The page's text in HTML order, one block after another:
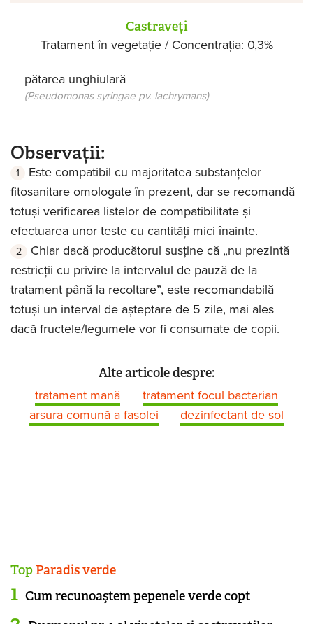
Castraveți
Tratament în vegetație / Concentrația: 0,3%
pătarea unghiulară
(Pseudomonas syringae pv. lachrymans)
Observații:
Este compatibil cu majoritatea substanțelor
fitosanitare omologate în prezent, dar se recomandă
totuși verificarea listelor de compatibilitate și
efectuarea unor teste cu cantități mici înainte.
Chiar dacă producătorul susține că „nu prezintă
restricții cu privire la intervalul de pauză de la
tratament până la recoltare”, este recomandabilă
totuși un interval de așteptare de 5 zile, mai ales
dacă fructele/legumele vor fi consumate de copii.
Alte articole despre:
tratament mană
tratament focul bacterian
arsura comună a fasolei
dezinfectant de sol
Top Paradis verde
Cum recunoaştem pepenele verde copt